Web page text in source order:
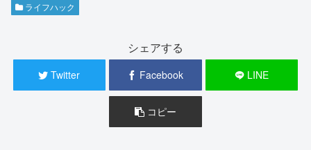
ライフハック
シェアする
Twitter Facebook LINE
コピー